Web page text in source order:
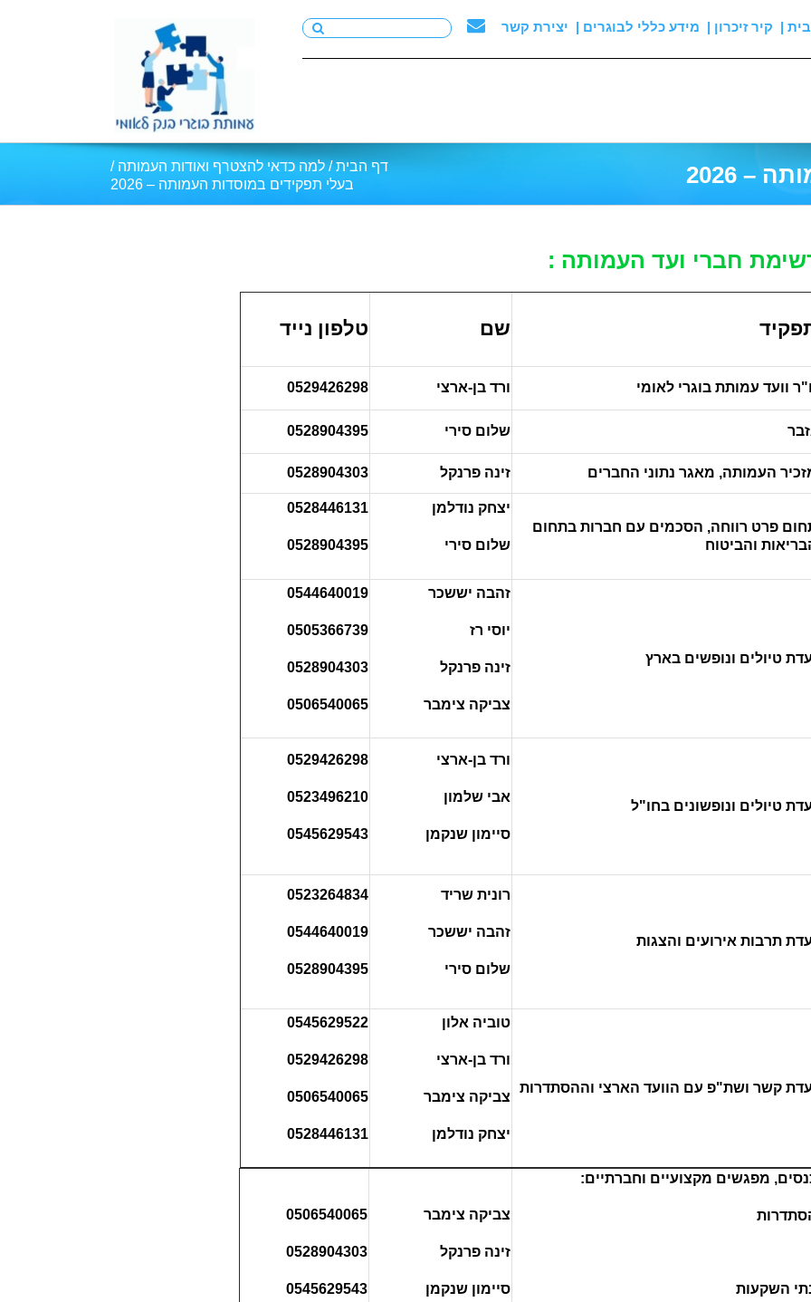
| קיר זיכרון | מידע כללי לבוגרים | יצירת קשר
2026 דף הבית/למה כדאי להצטרף ואודות העמותה /
בעלי תפקידים במוסדות העמותה – 2026
חברי ועד העמותה :
שם טלפון נייד
וועד עמותת בוגרי לאומי ורד בן-ארצי 0529426298
שלום סירי 0528904395
העמותה, מאגר נתוני החברים זינה פרנקל 0528904303
פרט רווחה, הסכמים עם חברות בתחום
והביטוח
יצחק נודלמן
שלום סירי
0528446131
0528904395
טיולים ונופשים בארץ
זהבה יששכר
יוסי רז
זינה פרנקל
צביקה צימבר
0544640019
0505366739
0528904303
0506540065
טיולים ונופשונים בחו"ל
ורד בן-ארצי
אבי שלמון
סיימון שנקמן
0529426298
0523496210
0545629543
תרבות אירועים והצגות
רונית שריד
זהבה יששכר
שלום סירי
0523264834
0544640019
0528904395
קשר ושת"פ עם הוועד הארצי וההסתדרות
טוביה אלון
ורד בן-ארצי
צביקה צימבר
יצחק נודלמן
0545629522
0529426298
0506540065
0528446131
מפגשים מקצועיים וחברתיים:
השקעות
צביקה צימבר
זינה פרנקל
סיימון שנקמן
0506540065
0528904303
0545629543